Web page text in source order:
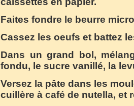
Faites fondre le beurre
Cassez les oeufs et battez
Dans un grand bol,
fondu, le sucre vanillé, la
Versez la pâte dans les
cuillère à café de nutella, et